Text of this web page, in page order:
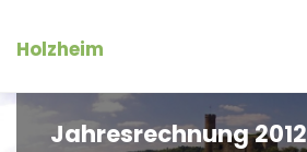
InhaltHolzheim
Jahresrechnung 2012